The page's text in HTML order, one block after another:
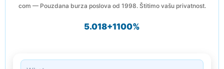
com — Pouzdana burza poslova od 1998. Štitimo vašu privatnost.
5.018+1100%